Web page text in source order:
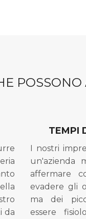
POSSONO
da
TEMPI
I nostri
un'azienda
affermare
evadere gli
ma dei
essere